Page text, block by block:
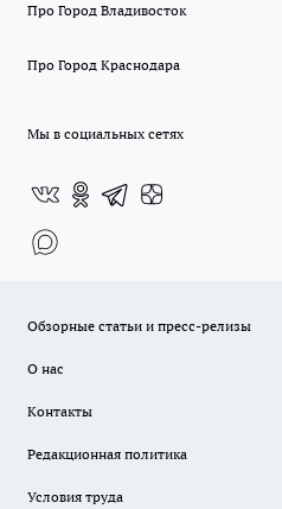
Про Город Владивосток
Про Город Краснодара
Мы в социальных сетях
Обзорные статьи и пресс-релизы
О нас
Контакты
Редакционная политика
Условия труда